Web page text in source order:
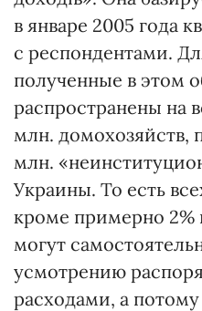
в январе 2005 года
с респондентами.
полученные в этом
распространены на
млн. домохозяйств,
млн.
Украины. То есть
кроме примерно 2%
могут
усмотрению
расходами, а